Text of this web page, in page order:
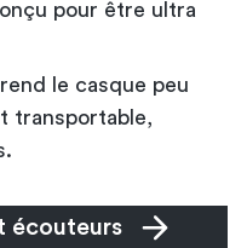
pour être ultra
le casque peu
transportable,
écouteurs